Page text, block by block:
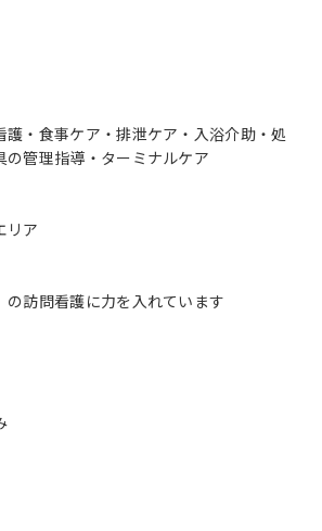
護・食事ケア・排泄ケア・入浴介助・処
の管理指導・ターミナルケア
リア
の訪問看護に力を入れています